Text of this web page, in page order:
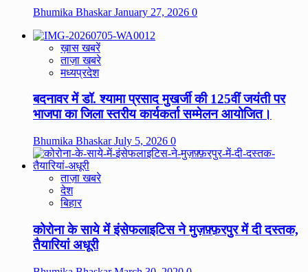
Bhumika BhaskarJanuary 27, 2026 0
ख़ास खबरें
ताज़ा खबरे
मध्यप्रदेश
बदनावर में डॉ. श्यामा प्रसाद मुखर्जी की 125वीं जयंती पर
भाजपा का जिला स्तरीय कार्यकर्ता सम्मेलन आयोजित।
Bhumika BhaskarJuly 5, 2026 0
ताज़ा खबरे
देश
बिहार
कोरोना के साये में इंसेफलाइटिस ने मुज़फ़्फ़रपुर में दी दस्तक,
तैयारियां अधूरी